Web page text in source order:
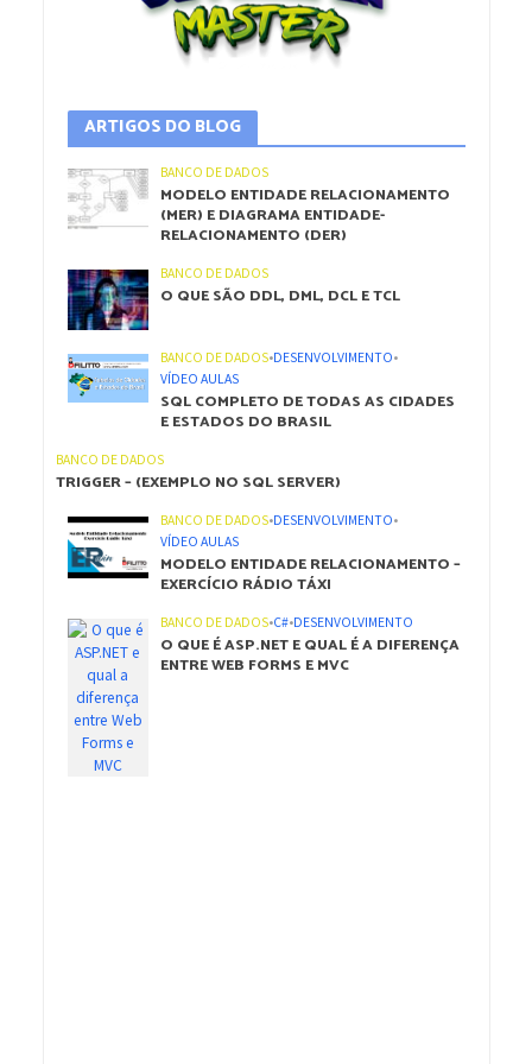
ARTIGOS DO BLOG
BANCO DE DADOS
MODELO ENTIDADE RELACIONAMENTO
(MER) E DIAGRAMA ENTIDADE-
RELACIONAMENTO (DER)
BANCO DE DADOS
O QUE SÃO DDL, DML, DCL E TCL
BANCO DE DADOS•DESENVOLVIMENTO•
VÍDEO AULAS
SQL COMPLETO DE TODAS AS CIDADES
E ESTADOS DO BRASIL
BANCO DE DADOS
TRIGGER – (EXEMPLO NO SQL SERVER)
BANCO DE DADOS•DESENVOLVIMENTO•
VÍDEO AULAS
MODELO ENTIDADE RELACIONAMENTO –
EXERCÍCIO RÁDIO TÁXI
BANCO DE DADOS•C#•DESENVOLVIMENTO
O QUE É ASP.NET E QUAL É A DIFERENÇA
ENTRE WEB FORMS E MVC